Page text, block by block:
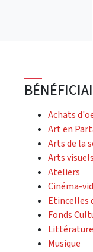
Achats
Art en
Arts de la
Arts visuels
Ateliers
Cinéma-
Etincelles
Fonds
Littérature
Musique